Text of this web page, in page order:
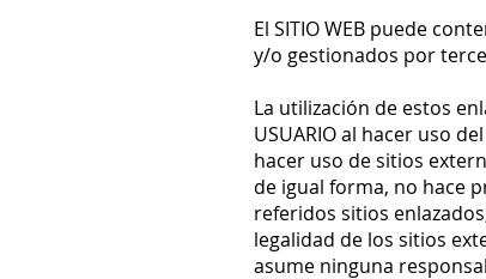
El SITIO WEB puede
y/o gestionados por
La utilización de estos
USUARIO al hacer uso
hacer uso de sitios
de igual forma, no hace
referidos sitios
legalidad de los sitios
asume ninguna